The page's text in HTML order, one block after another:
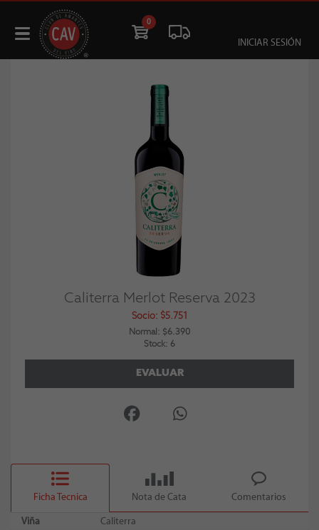
0
INICIAR SESIÓN
Caliterra Merlot Reserva 2023
Socio: $5.751
Normal: $6.390
Stock: 6
EVALUAR
Ficha Tecnica Nota de Cata Comentarios
Viña
Caliterra